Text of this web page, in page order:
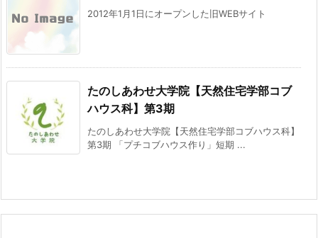
2012年1月1日にオープンした旧WEBサイト
たのしあわせ大学院【天然住宅学部コブ
ハウス科】第3期
たのしあわせ大学院【天然住宅学部コブハウス科】
第3期 「プチコブハウス作り」短期 ...